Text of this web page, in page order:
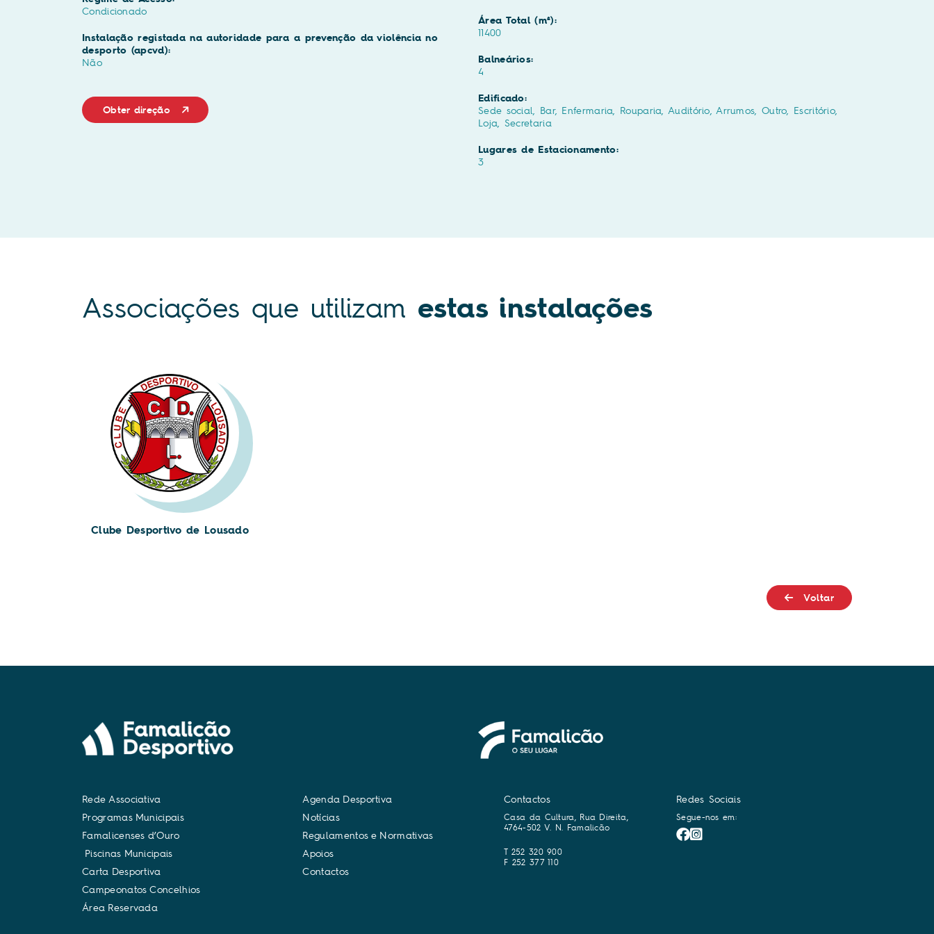
Condicionado
Instalação registada na autoridade para a prevenção da violência no
desporto (apcvd):
Não
Obter direção
Área Total (m²):
11400
Balneários:
4
Edificado:
Sede social, Bar, Enfermaria, Rouparia, Auditório, Arrumos, Outro, Escritório,
Loja, Secretaria
Lugares de Estacionamento:
3
Associações que utilizam estas instalações
Clube Desportivo de Lousado
Voltar
Rede Associativa
Programas Municipais
Famalicenses d’Ouro
Piscinas Municipais
Carta Desportiva
Campeonatos Concelhios
Área Reservada
Agenda Desportiva
Notícias
Regulamentos e Normativas
Apoios
Contactos
Contactos
Casa da Cultura, Rua Direita,
4764-502 V. N. Famalicão
T 252 320 900
F 252 377 110
Redes Sociais
Segue-nos em: